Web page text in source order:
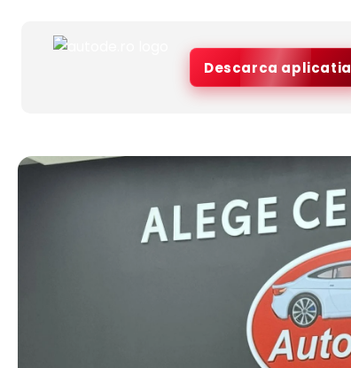
Descarca aplicatia